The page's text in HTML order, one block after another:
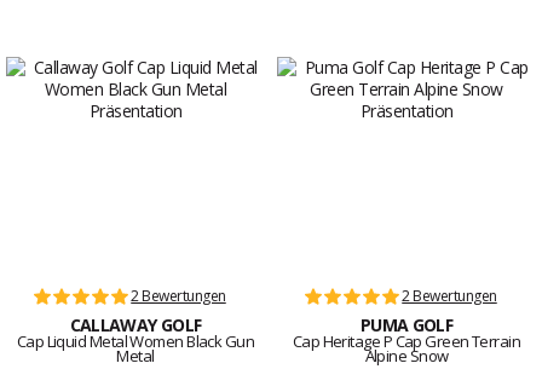
2 Bewertungen
CALLAWAY GOLF
Cap Liquid Metal Women Black Gun
Metal
2 Bewertungen
PUMA GOLF
Cap Heritage P Cap Green Terrain
Alpine Snow